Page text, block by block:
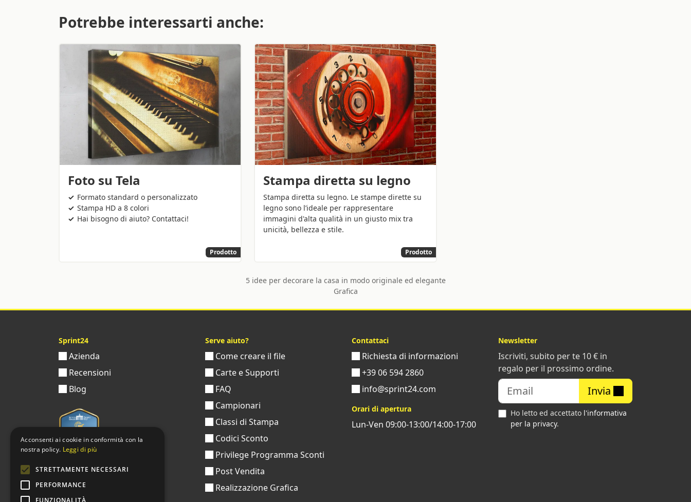
Potrebbe interessarti anche:
Foto su Tela
Formato standard o personalizzato
Stampa HD a 8 colori
Hai bisogno di aiuto? Contattaci!
Prodotto
Stampa diretta su legno
Stampa diretta su legno. Le stampe dirette su
legno sono l’ideale per rappresentare
immagini d'alta qualità in un giusto mix tra
unicità, bellezza e stile.
Prodotto
5 idee per decorare la casa in modo originale ed elegante
Grafica
Sprint24
Azienda
Recensioni
Blog
Serve aiuto?
Come creare il file
Carte e Supporti
FAQ
Campionari
Classi di Stampa
Codici Sconto
Privilege Programma Sconti
Post Vendita
Realizzazione Grafica
Contattaci
Richiesta di informazioni
+39 06 594 2860
info@sprint24.com
Orari di apertura
Lun-Ven 09:00-13:00/14:00-17:00
Newsletter
Iscriviti, subito per te 10 € in
regalo per il prossimo ordine.
Invia
Ho letto ed accettato l'informativa
per la privacy.
Acconsenti ai cookie in conformità con la
nostra policy. Leggi di più
STRETTAMENTE NECESSARI
PERFORMANCE
FUNZIONALITÀ